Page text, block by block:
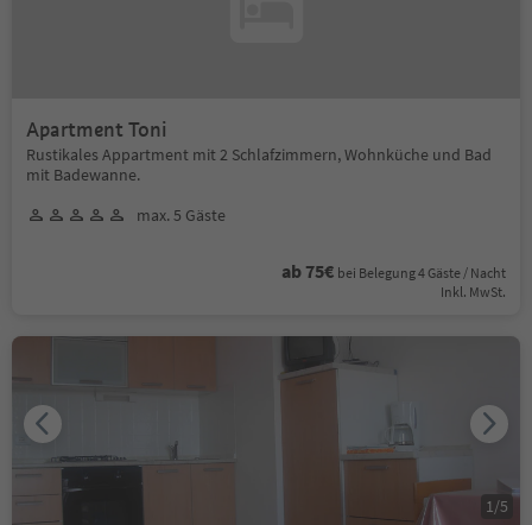
Apartment Toni
Rustikales Appartment mit 2 Schlafzimmern, Wohnküche und Bad
mit Badewanne.
max. 5 Gäste
ab 75€ bei Belegung 4 Gäste / Nacht
Inkl. MwSt.
1 /5